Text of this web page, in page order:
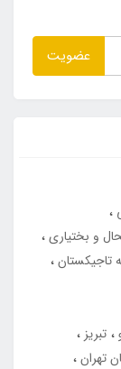
عضویت
و بختیاری
تاجیکستان
تبریز
تهران